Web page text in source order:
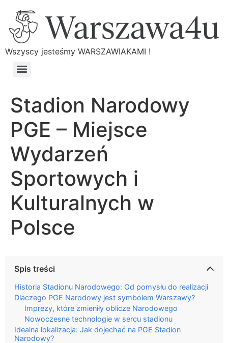
Wszyscy jesteśmy WARSZAWIAKAMI !
Stadion Narodowy
PGE – Miejsce
Wydarzeń
Sportowych i
Kulturalnych w
Polsce
Spis treści
Historia Stadionu Narodowego: Od pomysłu do realizacji
Dlaczego PGE Narodowy jest symbolem Warszawy?
Imprezy, które zmieniły oblicze Narodowego
Nowoczesne technologie w sercu stadionu
Idealna lokalizacja: Jak dojechać na PGE Stadion
Narodowy?